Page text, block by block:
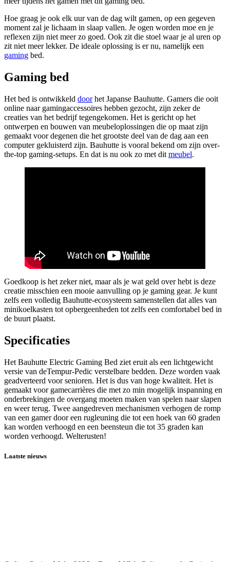
Hoe graag je ook elk uur van de dag wilt gamen, op een gegeven
moment zal je lichaam in slaap vallen. Je ogen worden moe en je
reflexen zijn niet meer zo goed. Ook zit die stoel waar je al uren op
zit niet meer lekker. De ideale oplossing is er nu, namelijk een
gaming bed.
Gaming bed
Het bed is ontwikkeld doorhet Japanse Bauhutte. Gamers die ooit
online naar gamingaccessoires hebben gezocht, zijn zeker de
creaties van het bedrijf tegengekomen. Het is gericht op het
ontwerpen en bouwen van meubeloplossingen die op maat zijn
gemaakt voor degenen die het grootste deel van de dag aan een
computer gekluisterd zijn. Bauhutte is vooral bekend om zijn over-
the-top gaming-setups. En dat is nu ook zo met dit meubel.
Goedkoop is het zeker niet, maar als je wat geld over hebt is deze
creatie misschien een mooie aanvulling op je gaming gear. Je kunt
zelfs een volledig Bauhutte-ecosysteem samenstellen dat alles van
minikoelkasten tot opbergeenheden tot zelfs een comfortabel bed in
de buurt plaatst.
Specificaties
Het Bauhutte Electric Gaming Bed ziet eruit als een lichtgewicht
versie van deTempur-Pedic verstelbare bedden. Deze worden vaak
geadverteerd voor senioren. Het is dus van hoge kwaliteit. Het is
gemaakt voor gamecarrières die met zo min mogelijk inspanning en
onderbrekingen de overgang moeten maken van spelen naar slapen
en weer terug. Twee aangedreven mechanismen verhogen de romp
van een gamer door een rugleuning die tot een hoek van 60 graden
kan worden verhoogd en een beensteun die tot 35 graden kan
worden verhoogd. Welterusten!
Laatste nieuws